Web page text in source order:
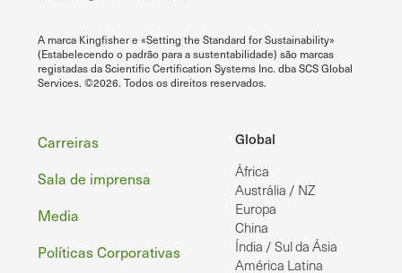
A marca Kingfisher e «Setting the Standard for Sustainability»
(Estabelecendo o padrão para a sustentabilidade) são marcas
registadas da Scientific Certification Systems Inc. dba SCS Global
Services. ©2026. Todos os direitos reservados.
Global
África
Austrália / NZ
Europa
China
Índia / Sul da Ásia
América Latina
Rodapé
Carreiras
Sala de imprensa
Media
Políticas Corporativas